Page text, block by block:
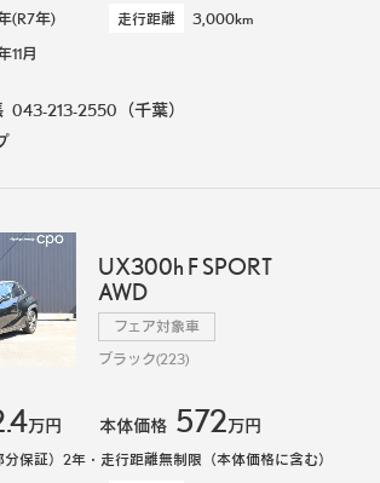
(R7年) 走行距離 3,000km
11月
043-213-2550 （千葉）
UX300h F SPORT
AWD
フェア対象車
ブラック(223)
万円 本体価格 572万円
保証）2年・走行距離無制限（本体価格に含む）